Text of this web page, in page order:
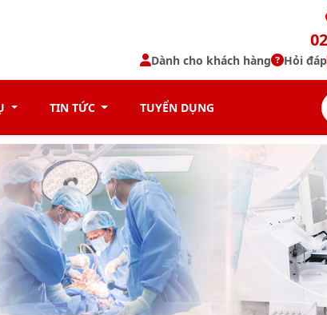
Dành cho khách hàng Hỏi đáp
TIN TỨC TUYỂN DỤNG